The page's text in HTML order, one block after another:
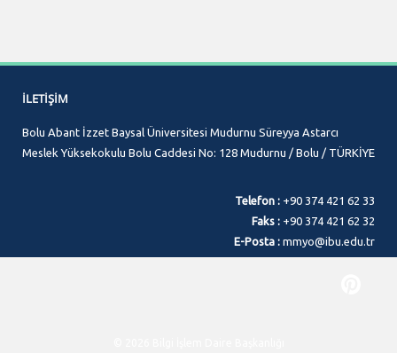
İLETIŞIM
Bolu Abant İzzet Baysal Üniversitesi Mudurnu Süreyya Astarcı
Meslek Yüksekokulu Bolu Caddesi No: 128 Mudurnu / Bolu / TÜRKİYE
Telefon : +90 374 421 62 33
Faks : +90 374 421 62 32
E-Posta : mmyo@ibu.edu.tr